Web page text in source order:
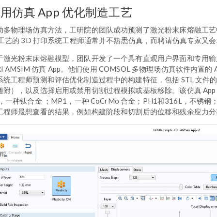
仿真 App 优化制造工艺
多物理场仿真方法，工研院的团队成功预测了激光粉末床熔融工
艺的 3D 打印系统工程师通常并不熟悉仿真，而聘请仿真专家又
激光粉末床熔融模型，团队开发了一个具有直观用户界面和专用
AMSIM 仿真 App。他们使用 COMSOL 多物理场仿真软件内置的
统工程师预测和评估优化制造过程中的构建特征，包括 STL 文件
附），以及选择启用或禁用切割过程模拟或基板移除。该仿真
一种钛合金 ；MP1，一种 CoCrMo 合金；PH1和316L，不锈钢
程师最想查看的结果，例如构建阶段和切割后的位移和残余应力